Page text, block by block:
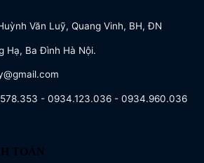
Văn Luỹ, Quang Vinh, BH, ĐN
Hạ, Ba Đình Hà Nội.
- 0934.123.036 - 0934.960.036
TOÁN